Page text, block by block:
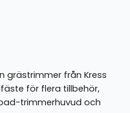
grästrimmer från Kress
för flera tillbehör,
trimmerhuvud och